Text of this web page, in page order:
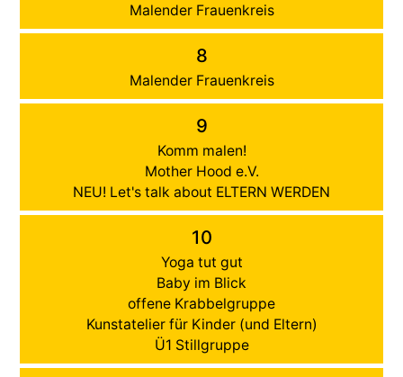
Malender Frauenkreis
8
Malender Frauenkreis
9
Komm malen!
Mother Hood e.V.
NEU! Let's talk about ELTERN WERDEN
10
Yoga tut gut
Baby im Blick
offene Krabbelgruppe
Kunstatelier für Kinder (und Eltern)
Ü1 Stillgruppe